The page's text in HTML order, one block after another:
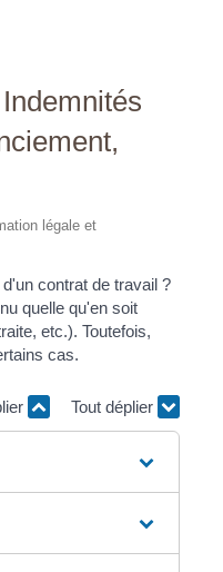
légale et
contrat de travail ?
quelle qu'en soit
etc.). Toutefois,
cas.
Tout déplier